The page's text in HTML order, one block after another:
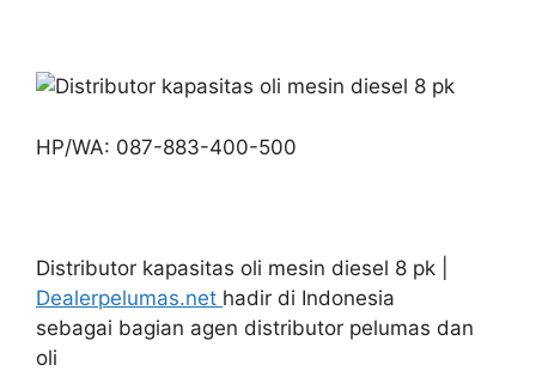
HP/WA: 087-883-400-500
Distributor kapasitas oli mesin diesel 8 pk |
Dealerpelumas.net hadir di Indonesia
sebagai bagian agen distributor pelumas dan
oli